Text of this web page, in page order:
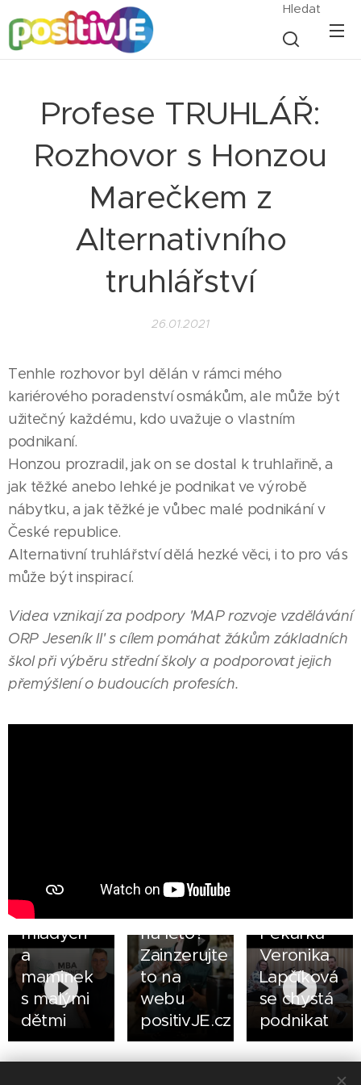
Hledat
Profese TRUHLÁŘ:
Rozhovor s Honzou
Marečkem z
Alternativního
truhlářství
26.01.2021
Tenhle rozhovor byl dělán v rámci mého
kariérového poradenství osmákům, ale může být
užitečný každému, kdo uvažuje o vlastním
podnikaní.
Honzou prozradil, jak on se dostal k truhlařině, a
jak těžké anebo lehké je podnikat ve výrobě
nábytku, a jak těžké je vůbec malé podnikání v
České republice.
Alternativní truhlářství dělá hezké věci, i to pro vás
může být inspirací.
Videa vznikají za podpory 'MAP rozvoje vzdělávání
ORP Jeseník II' s cílem pomáhat žákům základních
škol při výběru střední školy a podporovat jejich
přemýšlení o budoucích profesích.
Finance je
zaměstnavatel
mladých
a
maminek
s malými
dětmi
Hledáte
na léto?
Zainzerujte
to na
webu
positivJE.cz
Pekařka
Veronika
Lapčíková
se chystá
podnikat